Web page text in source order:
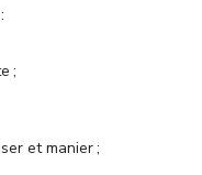
;
et manier ;